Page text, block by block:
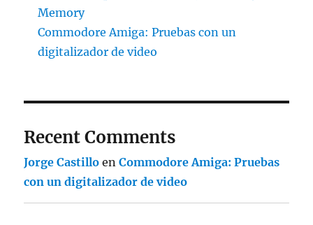
Memory
Commodore Amiga: Pruebas con un
digitalizador de video
Recent Comments
Jorge Castillo enCommodore Amiga: Pruebas
con un digitalizador de video